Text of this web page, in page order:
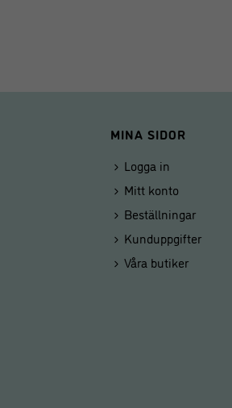
MINA SIDOR
Logga in
Mitt konto
Beställningar
Kunduppgifter
Våra butiker